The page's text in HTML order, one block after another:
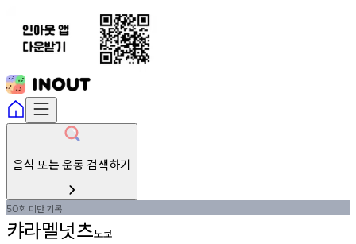
음식 또는 운동 검색하기
50회 미만기록
캬라멜넛츠도쿄